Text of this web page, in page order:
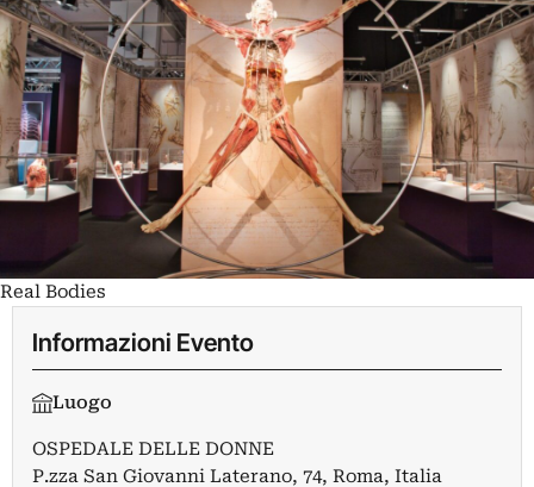
Real Bodies
Informazioni Evento
Luogo
OSPEDALE DELLE DONNE
P.zza San Giovanni Laterano, 74, Roma, Italia